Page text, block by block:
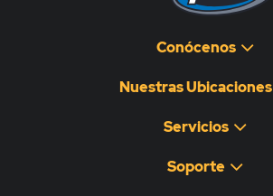
Conócenos
Nuestras Ubicaciones
Servicios
Soporte